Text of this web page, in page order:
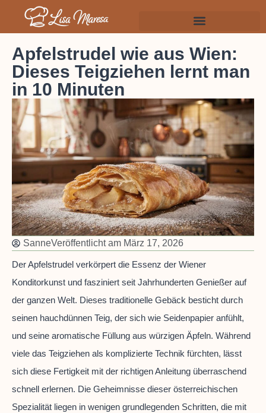
Apfelstrudel wie aus Wien:
Dieses Teigziehen lernt man
in 10 Minuten
SanneVeröffentlicht am März 17, 2026
Der Apfelstrudel verkörpert die Essenz der Wiener
Konditorkunst und fasziniert seit Jahrhunderten Genießer auf
der ganzen Welt. Dieses traditionelle Gebäck besticht durch
seinen hauchdünnen Teig, der sich wie Seidenpapier anfühlt,
und seine aromatische Füllung aus würzigen Äpfeln. Während
viele das Teigziehen als komplizierte Technik fürchten, lässt
sich diese Fertigkeit mit der richtigen Anleitung überraschend
schnell erlernen. Die Geheimnisse dieser österreichischen
Spezialität liegen in wenigen grundlegenden Schritten, die mit